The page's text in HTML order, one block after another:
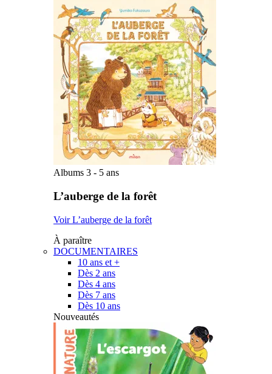
Albums 3 - 5 ans
L’auberge de la forêt
Voir L’auberge de la forêt
À paraître
DOCUMENTAIRES
10 ans et +
Dès 2 ans
Dès 4 ans
Dès 7 ans
Dès 10 ans
Nouveautés